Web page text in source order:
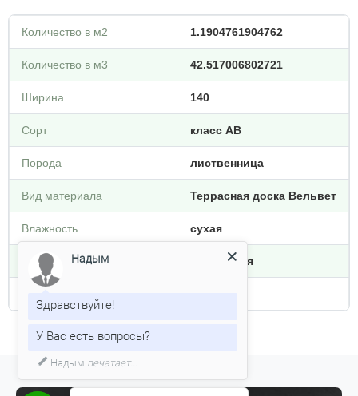
Количество в м2 1.1904761904762
Количество в м3 42.517006802721
Ширина 140
Сорт класс АВ
Порода лиственница
Вид материала Террасная доска Вельвет
Влажность сухая
Тип обработки строганная